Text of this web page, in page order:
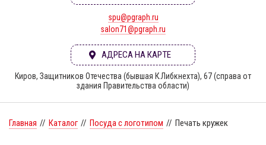
spu@pgraph.ru
salon71@pgraph.ru
АДРЕСА НА КАРТЕ
Киров, Защитников Отечества (бывшая К.Либкнехта), 67 (справа от
здания Правительства области)
Главная // Каталог // Посуда с логотипом // Печать кружек